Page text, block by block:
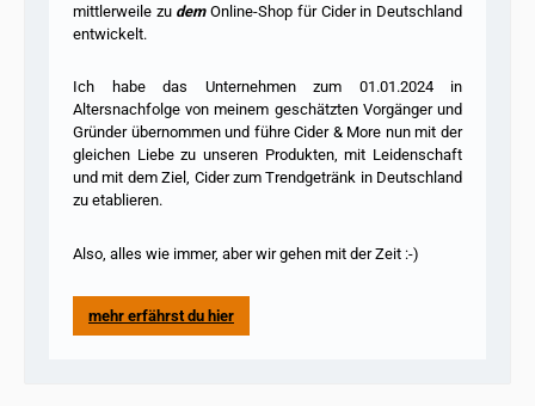
mittlerweile zu demOnline-Shop für Cider in Deutschland
entwickelt.
Ich habe das Unternehmen zum 01.01.2024 in
Altersnachfolge von meinem geschätzten Vorgänger und
Gründer übernommen und führe Cider & More nun mit der
gleichen Liebe zu unseren Produkten, mit Leidenschaft
und mit dem Ziel, Cider zum Trendgetränk in Deutschland
zu etablieren.
Also, alles wie immer, aber wir gehen mit der Zeit :-)
mehr erfährst du hier